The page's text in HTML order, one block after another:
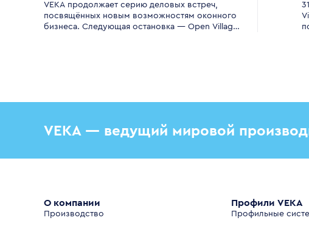
VEKA продолжает серию деловых встреч,
посвящённых новым возможностям оконного
бизнеса. Следующая остановка — Open Village
VEKA — ведущий мировой
О компании
Производство
Профили VEKA
Профильные